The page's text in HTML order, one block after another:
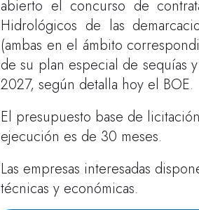
abierto el concurso de
Hidrológicos de las
(ambas en el ámbito
de su plan especial de sequías
2027, según detalla hoy el BOE.
El presupuesto base de
ejecución es de 30 meses.
Las empresas interesadas
técnicas y económicas.